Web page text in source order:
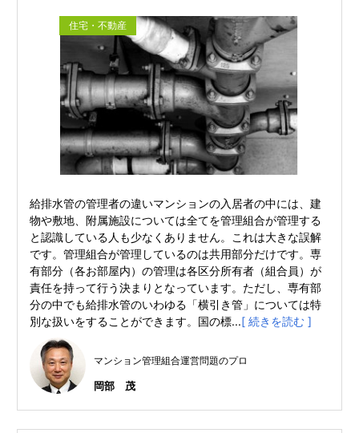
住宅・不動産
給排水管の管理者の違いマンションの入居者の中には、建
物や敷地、附属施設については全てを管理組合が管理する
と認識している人も少なくありません。これは大きな誤解
です。管理組合が管理しているのは共用部分だけです。専
有部分（各お部屋内）の管理は各区分所有者（組合員）が
責任を持って行う決まりとなっています。ただし、専有部
分の中でも給排水管のいわゆる「横引き管」については特
別な扱いをすることができます。国の標...[ 続きを読む ]
マンション管理組合運営問題のプロ
岡部 茂